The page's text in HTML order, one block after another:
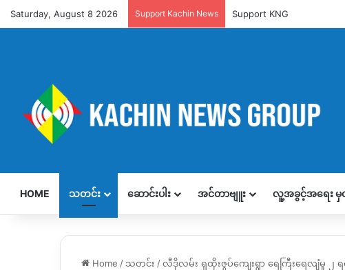
Saturday, August 8 2026 Support Kachin News Support KNG
HOME သတင်း ဆောင်းပါး အင်တာဗျူး လူ့အခွင့်အရေး
Home / သတင်း /လီဒိုလမ်း ရှထိုးဇွပ်ကျေးရွာ ရေကြီးရေလျံမှု